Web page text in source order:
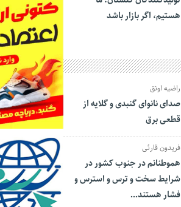
هستیم، اگر بازار باشد
راضیه اونق
صدای نانوای گنبدی و گلایه از
قطعی برق
فریدون قارئی
هموطنانم در جنوب کشور در
شرایط سخت و ترس و استرس و
فشار هستند…